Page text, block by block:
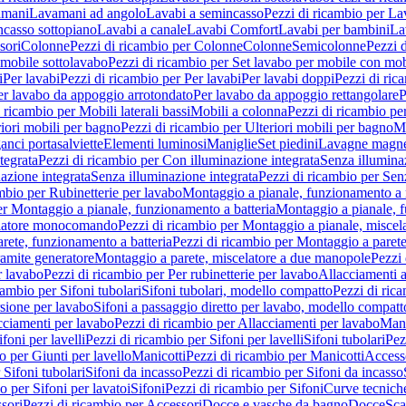
Lavamani ad angoloLavabi a semincassoPezzi di ricambio per
sottopianoLavabi a canaleLavabi ComfortLavabi per bambini
ColonnePezzi di ricambio per ColonneColonneSemicolonnePezzi
sottolavaboPezzi di ricambio per Set lavabo per mobile con
Per lavabiPezzi di ricambio per Per lavabiPer lavabi doppiPezzi di
lavabo da appoggio arrotondatoPer lavabo da appoggio rettangolare
ricambio per Mobili laterali bassiMobili a colonnaPezzi di ricambio
mobili per bagnoPezzi di ricambio per Ulteriori mobili per bagno
portasalvietteElementi luminosiManiglieSet piediniLavagne
Pezzi di ricambio per Con illuminazione integrataSenza
integrataSenza illuminazione integrataPezzi di ricambio per
per Rubinetterie per lavaboMontaggio a pianale, funzionamento a
Montaggio a pianale, funzionamento a batteriaMontaggio a pianale,
monocomandoPezzi di ricambio per Montaggio a pianale,
funzionamento a batteriaPezzi di ricambio per Montaggio a
generatoreMontaggio a parete, miscelatore a due manopolePezzi
lavaboPezzi di ricambio per Per rubinetterie per lavaboAllacciamenti
per Sifoni tubolariSifoni tubolari, modello compattoPezzi di
per lavaboSifoni a passaggio diretto per lavabo, modello
per lavaboPezzi di ricambio per Allacciamenti per lavabo
per lavelliPezzi di ricambio per Sifoni per lavelliSifoni tubolari
per Giunti per lavelloManicottiPezzi di ricambio per Manicotti
Sifoni tubolariSifoni da incassoPezzi di ricambio per Sifoni da incasso
per Sifoni per lavatoiSifoniPezzi di ricambio per SifoniCurve